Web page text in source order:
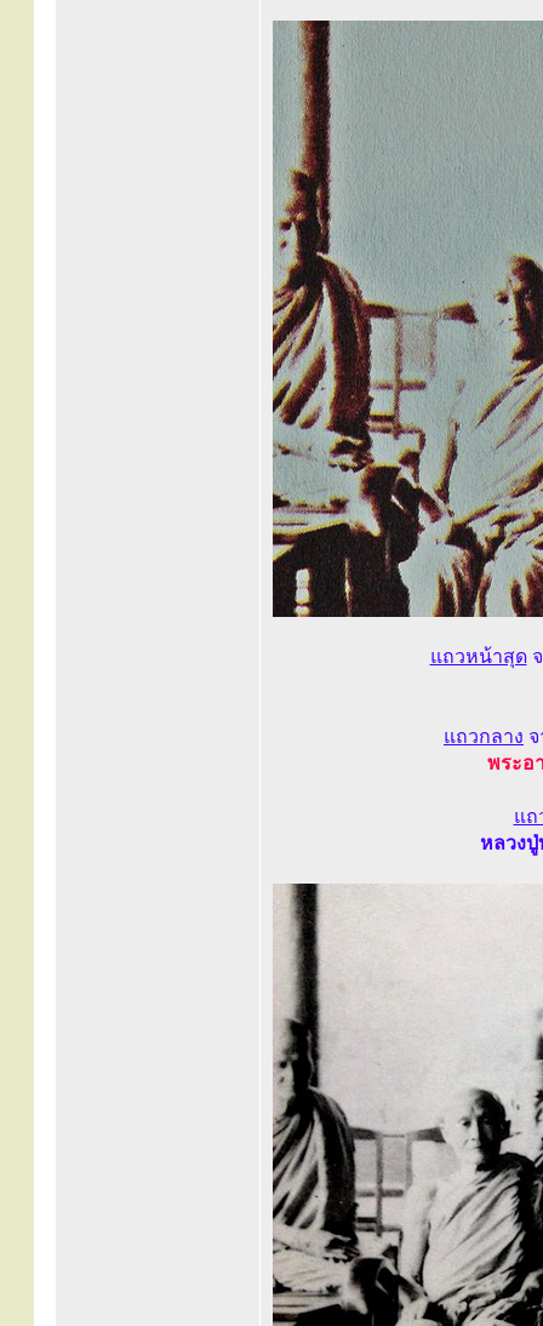
แถวหน้าสุดจ
แถวกลาง
พระอ
แถ
หลวง